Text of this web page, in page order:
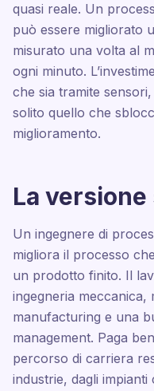
quasi reale. Un
può essere migliorato
misurato una volta al
ogni minuto.
che sia tramite
solito quello che
miglioramento.
La
Un ingegnere di
migliora il processo
un prodotto finito. Il
ingegneria meccanica,
manufacturing e una
management. Paga
percorso di carriera
industrie, dagli impianti